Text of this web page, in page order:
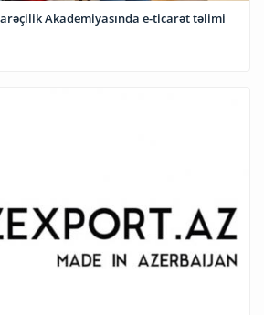
Akademiyasında e-ticarət təlimi